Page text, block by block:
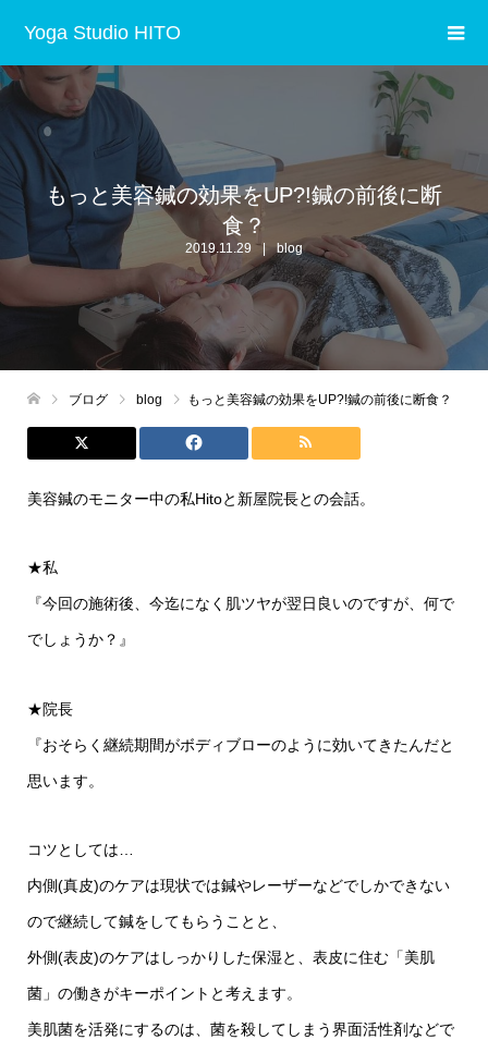
Yoga Studio HITO
もっと美容鍼の効果をUP?!鍼の前後に断
食？
2019.11.29 blog
ブログ blog もっと美容鍼の効果をUP?!鍼の前後に断食？
美容鍼のモニター中の私Hitoと新屋院長との会話。
★私
『今回の施術後、今迄になく肌ツヤが翌日良いのですが、何で
でしょうか？』
★院長
『おそらく継続期間がボディブローのように効いてきたんだと
思います。
コツとしては…
内側(真皮)のケアは現状では鍼やレーザーなどでしかできない
ので継続して鍼をしてもらうことと、
外側(表皮)のケアはしっかりした保湿と、表皮に住む「美肌
菌」の働きがキーポイントと考えます。
美肌菌を活発にするのは、菌を殺してしまう界面活性剤などで